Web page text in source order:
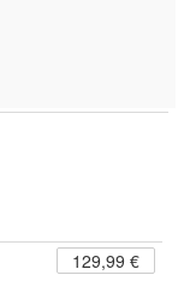
129,99 €